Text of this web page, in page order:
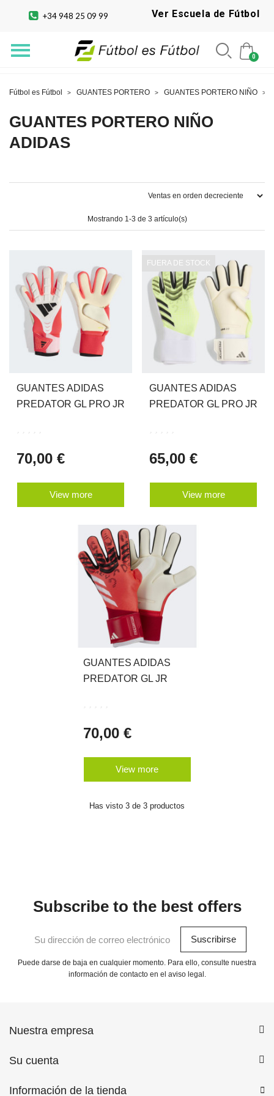
+34 948 25 09 99 Ver Escuela de Fútbol
Fútbol es Fútbol GUANTES PORTERO GUANTES PORTERO NIÑO
GUANTES PORTERO NIÑO
ADIDAS
Mostrando 1-3 de 3 artículo(s)
GUANTES ADIDAS
PREDATOR GL PRO JR
70,00 €
View more
GUANTES ADIDAS
PREDATOR GL PRO JR
65,00 €
View more
FUERA DE STOCK
GUANTES ADIDAS
PREDATOR GL JR
70,00 €
View more
Has visto 3 de 3 productos
Subscribe to the best offers
Puede darse de baja en cualquier momento. Para ello, consulte nuestra
información de contacto en el aviso legal.
Nuestra empresa
Su cuenta
Información de la tienda